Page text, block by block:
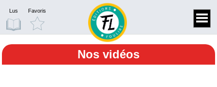
Lus Favoris
Nos vidéos